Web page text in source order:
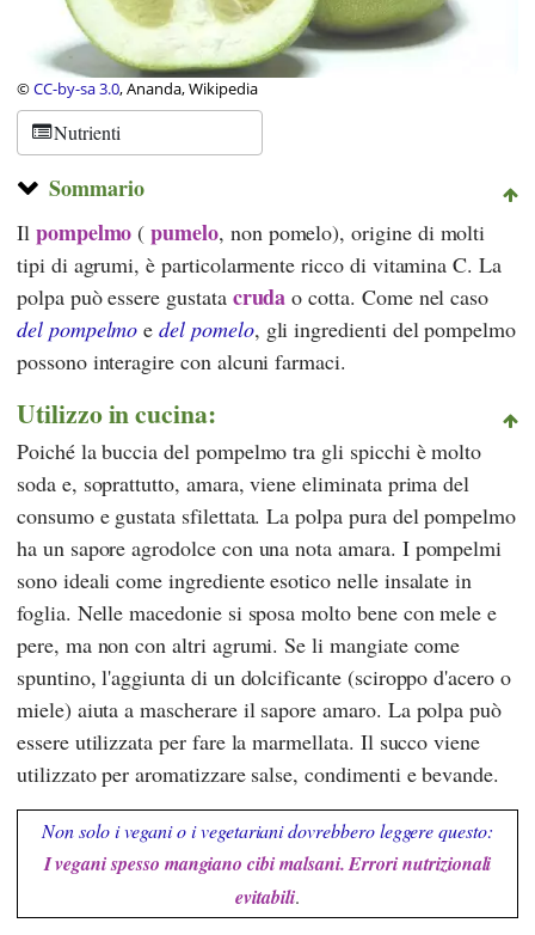
©CC-by-sa 3.0, Ananda, Wikipedia
Nutrienti
Sommario
Il pompelmo (pumelo, non pomelo), origine di molti
tipi di agrumi, è particolarmente ricco di vitamina C. La
polpa può essere gustata cruda o cotta. Come nel caso
del pompelmo edel pomelo, gli ingredienti del pompelmo
possono interagire con alcuni farmaci.
Utilizzo in cucina:
Poiché la buccia del pompelmo tra gli spicchi è molto
soda e, soprattutto, amara, viene eliminata prima del
consumo e gustata sfilettata. La polpa pura del pompelmo
ha un sapore agrodolce con una nota amara. I pompelmi
sono ideali come ingrediente esotico nelle insalate in
foglia. Nelle macedonie si sposa molto bene con mele e
pere, ma non con altri agrumi. Se li mangiate come
spuntino, l'aggiunta di un dolcificante (sciroppo d'acero o
miele) aiuta a mascherare il sapore amaro. La polpa può
essere utilizzata per fare la marmellata. Il succo viene
utilizzato per aromatizzare salse, condimenti e bevande.
Non solo i vegani o i vegetariani dovrebbero leggere questo:
I vegani spesso mangiano cibi malsani. Errori nutrizionali
evitabili.